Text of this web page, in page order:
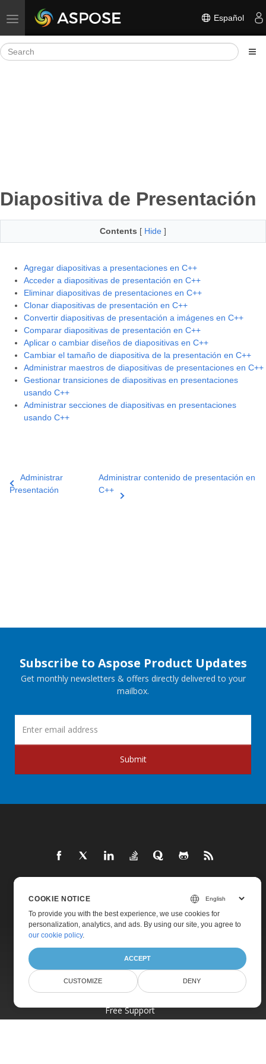
Toggle navigation Español
Diapositiva de Presentación
Contents [ Hide ]
Agregar diapositivas a presentaciones en C++
Acceder a diapositivas de presentación en C++
Eliminar diapositivas de presentaciones en C++
Clonar diapositivas de presentación en C++
Convertir diapositivas de presentación a imágenes en C++
Comparar diapositivas de presentación en C++
Aplicar o cambiar diseños de diapositivas en C++
Cambiar el tamaño de diapositiva de la presentación en C++
Administrar maestros de diapositivas de presentaciones en C++
Gestionar transiciones de diapositivas en presentaciones
usando C++
Administrar secciones de diapositivas en presentaciones
usando C++
Administrar
Presentación
Administrar contenido de presentación en
C++
Subscribe to Aspose Product Updates
Get monthly newsletters & offers directly delivered to your
mailbox.
Submit
Products
Pricing
Docs
Live Demos
Free Support
COOKIE NOTICE
To provide you with the best experience, we use cookies for
personalization, analytics, and ads. By using our site, you agree to
our cookie policy.
ACCEPT
CUSTOMIZE DENY